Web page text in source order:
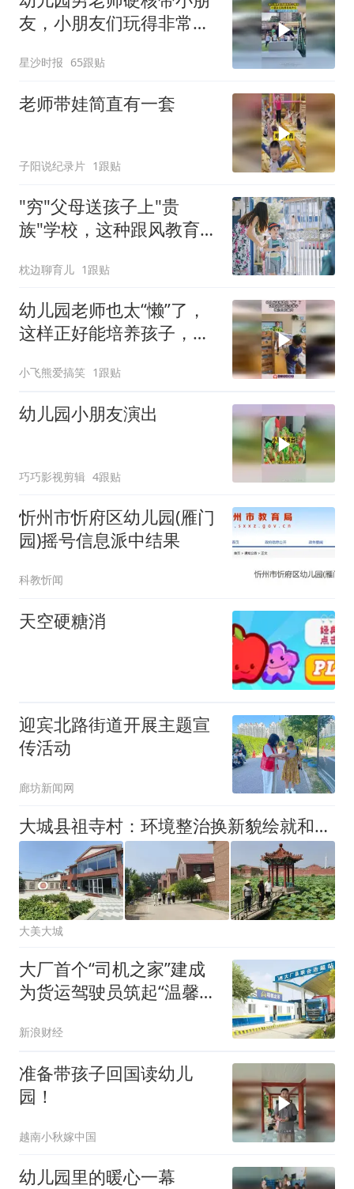
友，小朋友们玩得非常开
哪找
星沙时报 65跟贴
老师带娃简直有一套
子阳说纪录片 1跟贴
"穷"父母送孩子上"贵
族"学校，这种跟风教育，
枕边聊育儿 1跟贴
幼儿园老师也太“懒”了，
这样正好能培养孩子，独
小飞熊爱搞笑 1跟贴
幼儿园小朋友演出
巧巧影视剪辑 4跟贴
忻州市忻府区幼儿园(雁门
园)摇号信息派中结果
科教忻闻
天空硬糖消
迎宾北路街道开展主题宣
传活动
廊坊新闻网
大城县祖寺村：环境整治换新貌绘就和美乡村
大美大城
大厂首个“司机之家”建成
为货运驾驶员筑起“温馨港
新浪财经
准备带孩子回国读幼儿
园！
越南小秋嫁中国
幼儿园里的暖心一幕